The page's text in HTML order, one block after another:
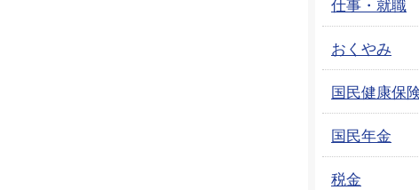
おくやみ
国民健康保
国民年金
税金